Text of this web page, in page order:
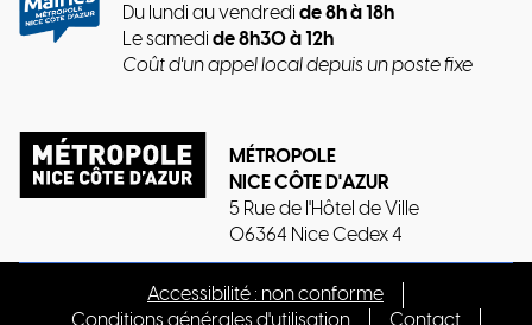
Du lundi au vendredi de 8h à 18h
Le samedi de 8h30 à 12h
Coût d'un appel local depuis un poste fixe
MÉTROPOLE
NICE CÔTE D'AZUR
5 Rue de l'Hôtel de Ville
06364 Nice Cedex 4
Accessibilité : non conforme
Conditions générales d'utilisation
Contact